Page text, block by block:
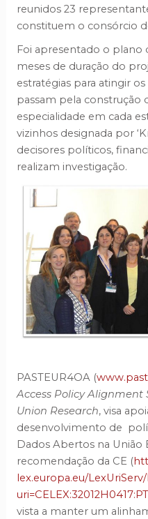
reunidos 23
constituem o consórcio
Foi apresentado o plano
meses de duração do
estratégias para atingir
passam pela construção
especialidade em cada
vizinhos designada por
decisores políticos,
realizam investigação.
PASTEUR4OA (
Access Policy
Union Research, visa
desenvolvimento de
Dados Abertos na União
recomendação da CE (
lex.europa.eu/
vista a manter um